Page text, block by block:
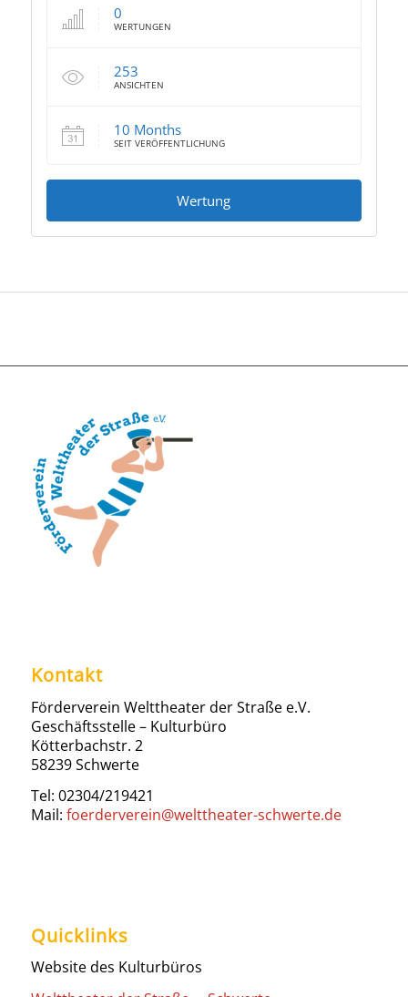
0
WERTUNGEN
253
ANSICHTEN
10 Months
SEIT VERÖFFENTLICHUNG
Wertung
Kontakt
Förderverein Welttheater der Straße e.V.
Geschäftsstelle – Kulturbüro
Kötterbachstr. 2
58239 Schwerte
Tel: 02304/219421
Mail: foerderverein@welttheater-schwerte.de
Quicklinks
Website des Kulturbüros